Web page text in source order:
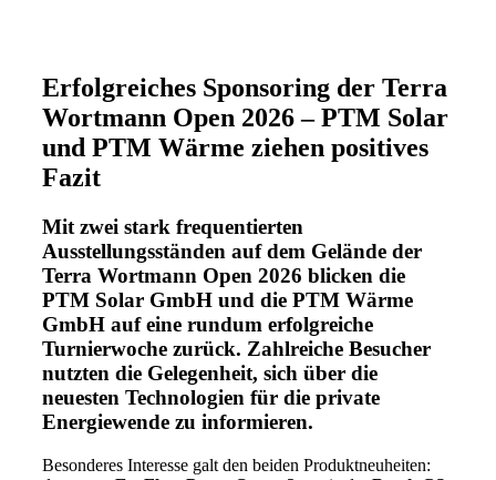
Erfolgreiches Sponsoring der Terra
Wortmann Open 2026 – PTM Solar
und PTM Wärme ziehen positives
Fazit
Mit zwei stark frequentierten
Ausstellungsständen auf dem Gelände der
Terra Wortmann Open 2026 blicken die
PTM Solar GmbH und die PTM Wärme
GmbH auf eine rundum erfolgreiche
Turnierwoche zurück. Zahlreiche Besucher
nutzten die Gelegenheit, sich über die
neuesten Technologien für die private
Energiewende zu informieren.
Besonderes Interesse galt den beiden Produktneuheiten: